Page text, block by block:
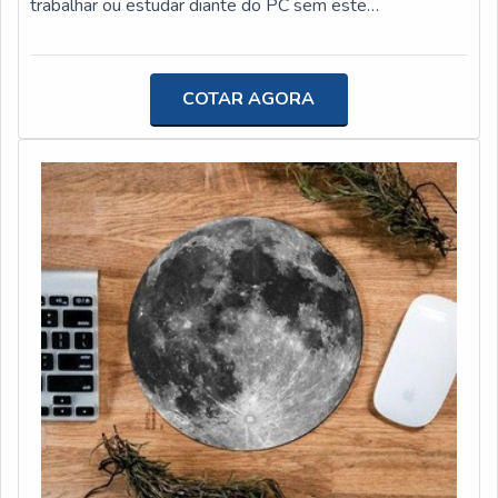
sempre estão à disposição quando se procura soluções
para produtos espumados. Prezando pelo que há de
mais moderno, traz inovações e variedades em mouse
pad gamer e espuma para ciclismo com ótima qualidade
investiu em profissionais competentes e em
equipamentos inovadores. A Polispuma é uma empresa
que tem despontado no segmento pela seriedade e
qualidade que fecha todo o ciclo de entrega com
excelência para cada cliente.
trabalhar ou estudar diante do PC sem este
interruptor e mola individuais para cada tecla, fazendo
com que o tempo de resposta seja bem mais
curto.MAIS INFORMAÇÕES RELEVANTES SOBRE O
PRODUTOO produto é muito utilizado para digitar
textos, capturar imagens, dar comandos, entre diversas
outras utilidades. Assim, torna a utilização indispensável
para empresas de segmentos que lidam com
computadores pessoais, informática, processadores e
outros ramos.Neste sentido, tem como característica da
empregabilidade alta qualidade e eficiência, fatores que
somados a outras variáveis compõem vertentes que
trazem grandes benefícios para as empresas. Além
disso, o teclado pode ser encontrado em diversos
modelos,k entre elesTeclado comum;Teclado
multimídia;Teclado gamer.Reconhecida por ser líder no
mercado e altamente qualificada, qualificações possíveis
pela empresa possuir máquinas de última geração e
COTAR AGORA